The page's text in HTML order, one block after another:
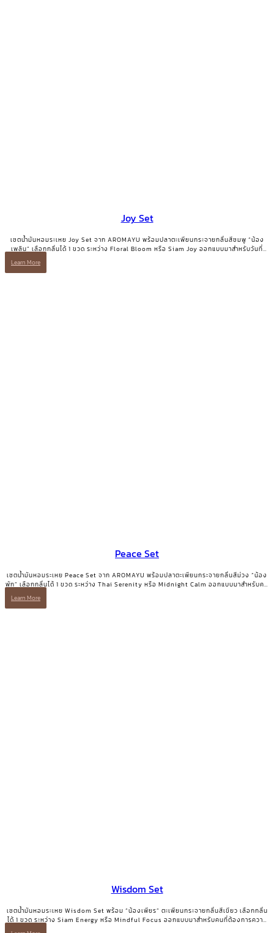
Joy Set
เซตน้ำมันหอมระเหย Joy Set จาก AROMAYU พร้อมปลาตะเพียนกระจายกลิ่นสีชมพู “น้อง
เพลิน” เลือกกลิ่นได้ 1 ขวด ระหว่าง Floral Bloom หรือ Siam Joy ออกแบบมาสำหรับวันที่
Learn More
Peace Set
เซตน้ำมันหอมระเหย Peace Set จาก AROMAYU พร้อมปลาตะเพียนกระจายกลิ่นสีม่วง “น้อง
พัก” เลือกกลิ่นได้ 1 ขวด ระหว่าง Thai Serenity หรือ Midnight Calm ออกแบบมาสำหรับคน
Learn More
Wisdom Set
เซตน้ำมันหอมระเหย Wisdom Set พร้อม “น้องเพียร” ตะเพียนกระจายกลิ่นสีเขียว เลือกกลิ่น
ได้ 1 ขวด ระหว่าง Siam Energy หรือ Mindful Focus ออกแบบมาสำหรับคนที่ต้องการความ